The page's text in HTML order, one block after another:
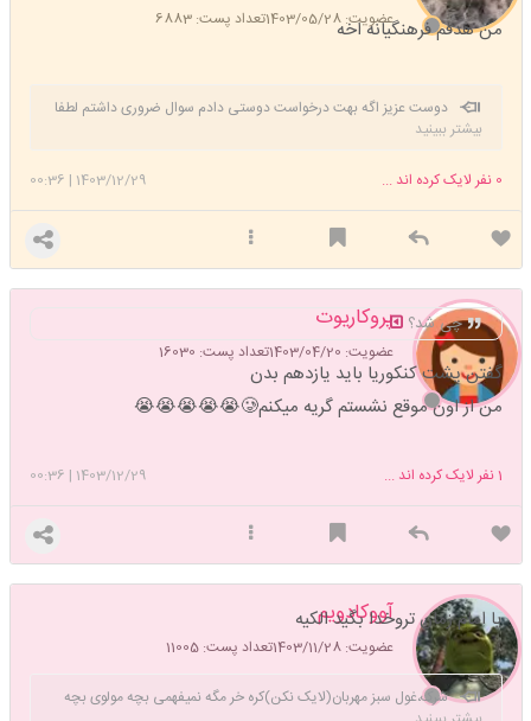
عضویت: 1403/05/28 تعداد پست: 6883 من هدفم فرهنگیانه اخه
دوست عزیز اگه بهت درخواست دوستی دادم سوال ضروری داشتم لطفا
قبول کن🙏🏻
بیشتر ببینید
1403/12/29
|
00:36 0 نفر لایک کرده اند ...
پروکاریوت
عضویت: 1403/04/20 تعداد پست: 16030
چی شد؟
گفتن پشت کنکوریا باید یازدهم بدن
من از اون موقع نشستم گریه میکنم🥲😭😭😭😭😭
1403/12/29
|
00:36 1نفر لایک کرده اند ...
آووکادویم
عضویت: 1403/11/28 تعداد پست: 11005
یا امام زمان تروخدا بگید الکیه
شرک،غول سبز مهربان(لایک نکن)کره خر مگه نمیفهمی بچه مولوی بچه